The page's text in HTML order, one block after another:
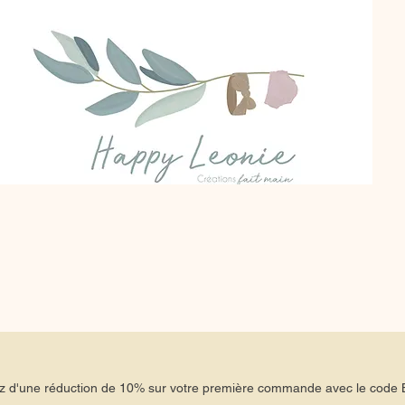
d'une réduction de 10% sur votre première commande avec le code